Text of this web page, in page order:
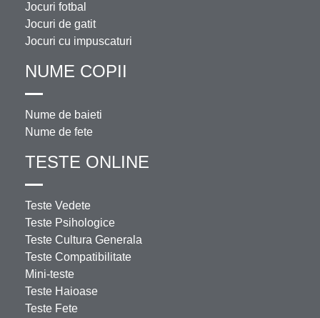
Jocuri fotbal
Jocuri de gatit
Jocuri cu impuscaturi
NUME COPII
Nume de baieti
Nume de fete
TESTE ONLINE
Teste Vedete
Teste Psihologice
Teste Cultura Generala
Teste Compatibilitate
Mini-teste
Teste Haioase
Teste Fete